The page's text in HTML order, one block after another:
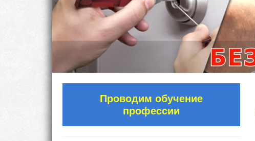
Проводим обучение
профессии